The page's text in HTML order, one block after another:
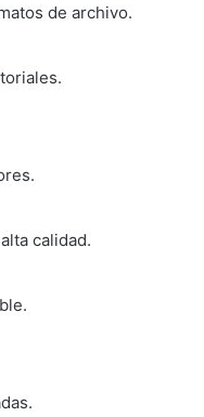
de archivo.
calidad.